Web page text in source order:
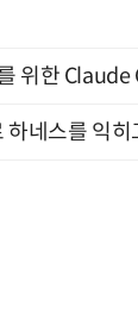
위한
하네스를 익